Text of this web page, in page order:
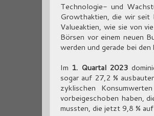
Technologie- und
Growthaktien, die wir seit
Valueaktien, wie sie von
Börsen vor einem neuen
werden und gerade bei
Im 1. Quartal 2023
sogar auf 27,2 %
zyklischen
vorbeigeschoben haben,
mussten, die jetzt 9,8 %